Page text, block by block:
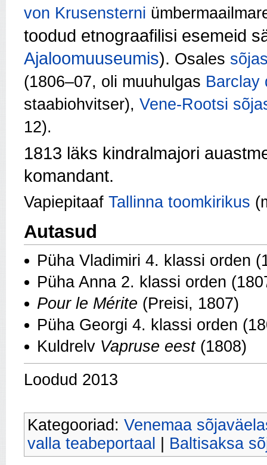
von Krusensterni
toodud etnograafilisi esemeid
Ajaloomuuseumis). Osales
(1806–07, oli muuhulgas Barclay
staabiohvitser), Vene-Rootsi
12).
1813 läks kindralmajori
komandant.
Vapiepitaaf Tallinna toomkirikus
Autasud
Püha Vladimiri 4. klassi orden
Püha Anna 2. klassi orden
Pour le Mérite (Preisi, 1807)
Püha Georgi 4. klassi orden
Kuldrelv Vapruse eest(1808)
Loodud 2013
Kategooriad: Venemaa
valla teabeportaal
Baltisaksa